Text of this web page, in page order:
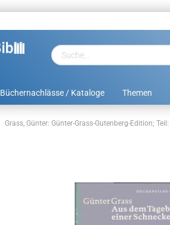
Büchernachlässe / Kataloge Themen
Grass, Günter: Günter-Grass-Gutenberg-Edition;